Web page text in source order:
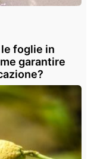
foglie in
garantire